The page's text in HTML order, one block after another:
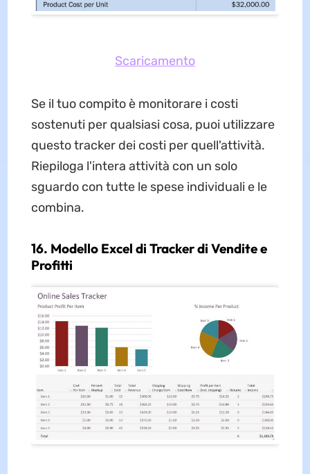
Scaricamento
Se il tuo compito è monitorare i costi
sostenuti per qualsiasi cosa, puoi utilizzare
questo tracker dei costi per quell'attività.
Riepiloga l'intera attività con un solo
sguardo con tutte le spese individuali e le
combina.
16. Modello Excel di Tracker di Vendite e
Profitti